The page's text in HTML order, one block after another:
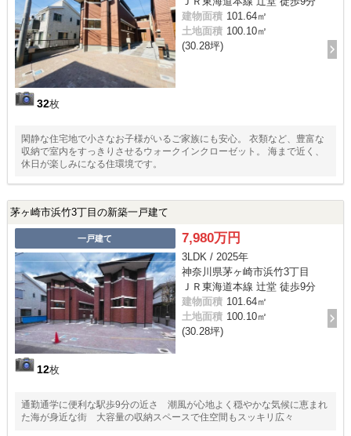
32枚
建物面積 101.64㎡
土地面積 100.10㎡
(30.28坪)
閑静な住宅地で小さなお子様がいるご家族にも安心。 衣類など、豊富な
収納で室内をすっきりさせるウォークインクローゼット。 海まで近く、
休日が楽しみになる住環境です。
茅ヶ崎市浜竹3丁目の新築一戸建て
一戸建て
12枚
7,980万円
3LDK / 2025年
神奈川県茅ヶ崎市浜竹3丁目
ＪＲ東海道本線 辻堂 徒歩9分
建物面積 101.64㎡
土地面積 100.10㎡
(30.28坪)
通勤通学に便利な駅歩9分の近さ 潮風が心地よく穏やかな気候に恵まれ
た海が身近な街 大容量の収納スペースで住空間もスッキリ広々